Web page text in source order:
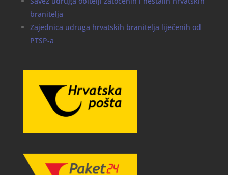
branitelja
Zajednica udruga hrvatskih branitelja liječenih od
PTSP-a